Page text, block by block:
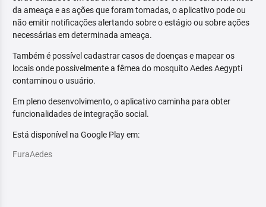
da ameaça e as ações que foram tomadas, o aplicativo pode ou
não emitir notificações alertando sobre o estágio ou sobre ações
necessárias em determinada ameaça.
Também é possível cadastrar casos de doenças e mapear os
locais onde possivelmente a fêmea do mosquito Aedes Aegypti
contaminou o usuário.
Em pleno desenvolvimento, o aplicativo caminha para obter
funcionalidades de integração social.
Está disponível na Google Play em:
FuraAedes